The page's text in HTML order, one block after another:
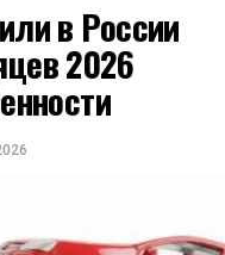
в России
2026